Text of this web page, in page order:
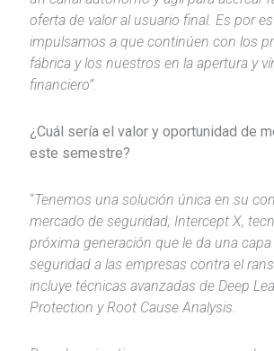
oferta de valor al usuario final. Es por
impulsamos a que continúen con los
fábrica y los nuestros en la apertura y
financiero”.
¿Cuál sería el valor y oportunidad de
este semestre?
“Tenemos una solución única en su
mercado de seguridad; Intercept X,
próxima generación que le da una
seguridad a las empresas contra el
incluye técnicas avanzadas de Deep
Protection y Root Cause Analysis.